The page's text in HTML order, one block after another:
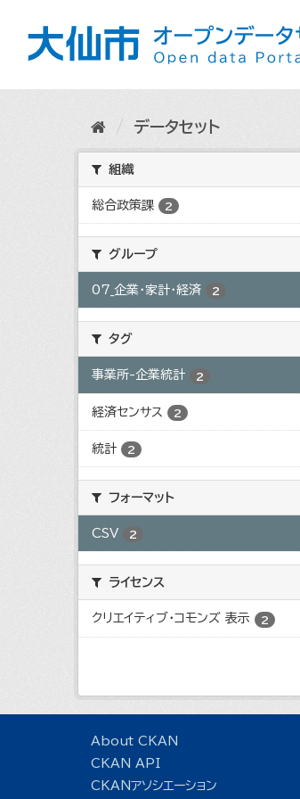
データセット
組織
総合政策課 2
グループ
07_企業・家計・経済 2
タグ
事業所-企業統計 2
経済センサス 2
統計 2
フォーマット
CSV 2
ライセンス
クリエイティブ・コモンズ 表示 2
About CKAN
CKAN API
CKANアソシエーション